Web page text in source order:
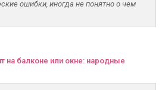
ошибки, иногда не понятно о чем
на балконе или окне: народные